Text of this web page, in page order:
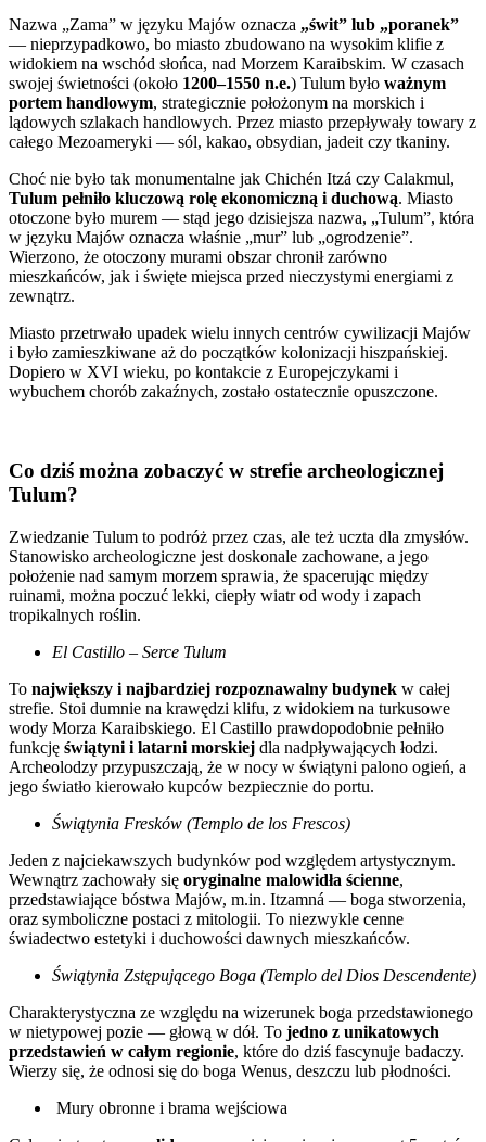
Nazwa „Zama” w języku Majów oznacza „świt” lub „poranek”
— nieprzypadkowo, bo miasto zbudowano na wysokim klifie z
widokiem na wschód słońca, nad Morzem Karaibskim. W czasach
swojej świetności (około 1200–1550 n.e.) Tulum było ważnym
portem handlowym, strategicznie położonym na morskich i
lądowych szlakach handlowych. Przez miasto przepływały towary z
całego Mezoameryki — sól, kakao, obsydian, jadeit czy tkaniny.
Choć nie było tak monumentalne jak Chichén Itzá czy Calakmul,
Tulum pełniło kluczową rolę ekonomiczną i duchową. Miasto
otoczone było murem — stąd jego dzisiejsza nazwa, „Tulum”, która
w języku Majów oznacza właśnie „mur” lub „ogrodzenie”.
Wierzono, że otoczony murami obszar chronił zarówno
mieszkańców, jak i święte miejsca przed nieczystymi energiami z
zewnątrz.
Miasto przetrwało upadek wielu innych centrów cywilizacji Majów
i było zamieszkiwane aż do początków kolonizacji hiszpańskiej.
Dopiero w XVI wieku, po kontakcie z Europejczykami i
wybuchem chorób zakaźnych, zostało ostatecznie opuszczone.
Co dziś można zobaczyć w strefie archeologicznej
Tulum?
Zwiedzanie Tulum to podróż przez czas, ale też uczta dla zmysłów.
Stanowisko archeologiczne jest doskonale zachowane, a jego
położenie nad samym morzem sprawia, że spacerując między
ruinami, można poczuć lekki, ciepły wiatr od wody i zapach
tropikalnych roślin.
El Castillo – Serce Tulum
To największy i najbardziej rozpoznawalny budynek w całej
strefie. Stoi dumnie na krawędzi klifu, z widokiem na turkusowe
wody Morza Karaibskiego. El Castillo prawdopodobnie pełniło
funkcję świątyni i latarni morskiej dla nadpływających łodzi.
Archeolodzy przypuszczają, że w nocy w świątyni palono ogień, a
jego światło kierowało kupców bezpiecznie do portu.
Świątynia Fresków (Templo de los Frescos)
Jeden z najciekawszych budynków pod względem artystycznym.
Wewnątrz zachowały się oryginalne malowidła ścienne,
przedstawiające bóstwa Majów, m.in. Itzamná — boga stworzenia,
oraz symboliczne postaci z mitologii. To niezwykle cenne
świadectwo estetyki i duchowości dawnych mieszkańców.
Świątynia Zstępującego Boga (Templo del Dios Descendente)
Charakterystyczna ze względu na wizerunek boga przedstawionego
w nietypowej pozie — głową w dół. To jedno z unikatowych
przedstawień w całym regionie, które do dziś fascynuje badaczy.
Wierzy się, że odnosi się do boga Wenus, deszczu lub płodności.
Mury obronne i brama wejściowa